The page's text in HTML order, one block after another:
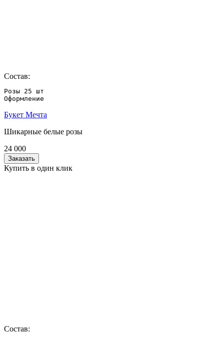
Состав:
Розы 25 шт
Оформление
Букет Мечта
Шикарные белые розы
24 000
Заказать
Купить в один клик
Состав: